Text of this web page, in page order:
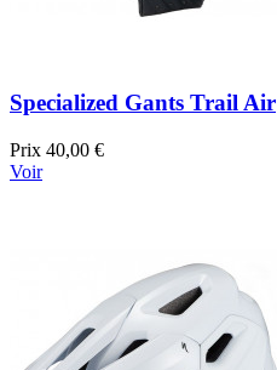
Specialized Gants Trail Air
Prix 40,00 €
Voir